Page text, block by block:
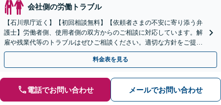
会社側の労働トラブル
【石川県庁近く】【初回相談無料】【依頼者さまの不安に寄り添う弁
護士】労働者側、使用者側の双方からのご相談に対応しています。解
雇や残業代等のトラブルはぜひご相談ください。適切な方針をご提示
し、納得できる解決を目指します。
料金表を見る
電話でお問い合わせ メールでお問い合わせ